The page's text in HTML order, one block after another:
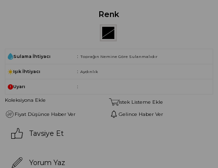
Renk
Sulama İhtiyacı Toprağın Nemine Göre Sulanmalıdır
Işık İhtiyacı Aydınlık
Uyarı
Koleksiyona Ekle
İstek Listeme Ekle
Fiyat Düşünce Haber Ver
Gelince Haber Ver
Tavsiye Et
Yorum Yaz